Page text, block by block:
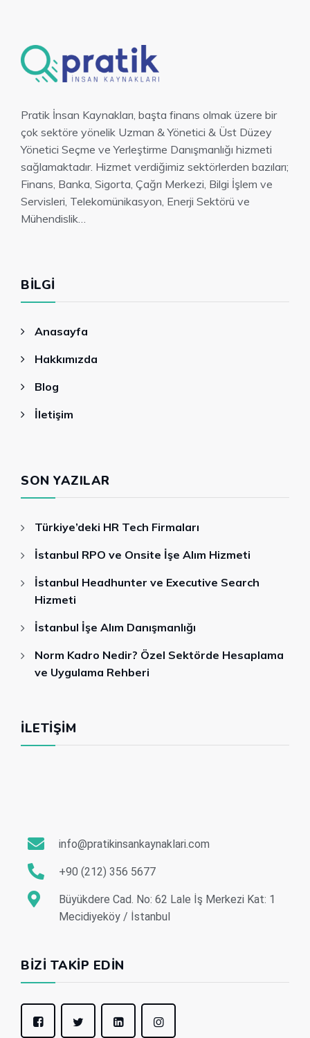
Pratik İnsan Kaynakları, başta finans olmak üzere bir
çok sektöre yönelik Uzman & Yönetici & Üst Düzey
Yönetici Seçme ve Yerleştirme Danışmanlığı hizmeti
sağlamaktadır. Hizmet verdiğimiz sektörlerden bazıları;
Finans, Banka, Sigorta, Çağrı Merkezi, Bilgi İşlem ve
Servisleri, Telekomünikasyon, Enerji Sektörü ve
Mühendislik…
BILGI
Anasayfa
Hakkımızda
Blog
İletişim
SON YAZILAR
Türkiye’deki HR Tech Firmaları
İstanbul RPO ve Onsite İşe Alım Hizmeti
İstanbul Headhunter ve Executive Search
Hizmeti
İstanbul İşe Alım Danışmanlığı
Norm Kadro Nedir? Özel Sektörde Hesaplama
ve Uygulama Rehberi
İLETIŞIM
info@pratikinsankaynaklari.com
+90 (212) 356 5677
Büyükdere Cad. No: 62 Lale İş Merkezi Kat: 1
Mecidiyeköy / İstanbul
BIZI TAKIP EDIN